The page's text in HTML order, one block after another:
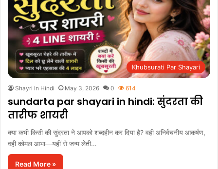
Khubsurati Par Shayari
Shayri In Hindi May 3, 2026 0 614
sundarta par shayari in hindi: सुंदरता की
तारीफ शायरी
क्या कभी किसी की सुंदरता ने आपको शब्दहीन कर दिया है? वही अनिर्वचनीय आकर्षण,
वही कोमल आभा—यहीं से जन्म लेती…
Read More »